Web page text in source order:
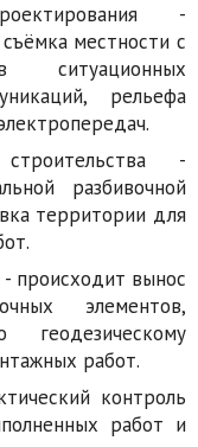
-
местности с
ситуационных
рельефа
-
разбивочной
территории для
происходит вынос
элементов,
работ.
контроль
работ и